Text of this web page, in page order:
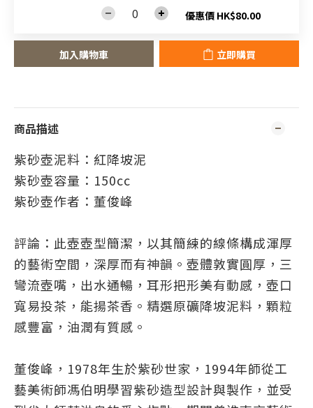
優惠價 HK$80.00
加入購物車 立即購買
商品描述
紫砂壺泥料：紅降坡泥
紫砂壺容量 ：150cc
紫砂壺作者 ：董俊峰
評論：此壺壺型簡潔，以其簡練的線條構成渾厚
的藝術空間，深厚而有神韻。壺體敦實圓厚，三
彎流壺嘴，出水通暢，耳形把形美有動感，壺口
寬易投茶，能揚茶香。精選原礦降坡泥料，顆粒
感豐富，油潤有質感。
董俊峰，1978年生於紫砂世家，1994年師從工
藝美術師馮伯明學習紫砂造型設計與製作，並受